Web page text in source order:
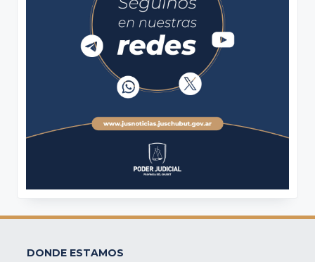
DONDE ESTAMOS